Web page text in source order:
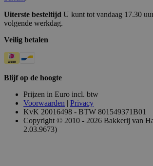
Uiterste besteltijd U kunt tot vandaag 17.30
volgende werkdag.
Veilig betalen
Blijf op de hoogte
Prijzen in Euro incl. btw
Voorwaarden | Privacy
KvK 20016498 - BTW 801549371B01
Copyright © 2010 - 2026 Bakkerij van
2.03.9673)